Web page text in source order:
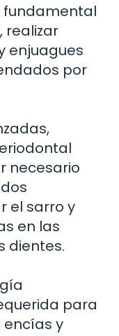
fundamental
realizar
enjuagues
por
necesario
el sarro y
en las
dientes.
para
y